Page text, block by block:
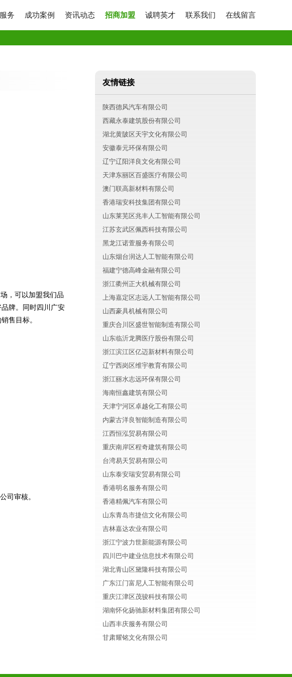
务 成功案例 资讯动态 招商加盟 诚聘英才 联系我们 在线留言
，可以加盟我们品
牌。同时四川广安
售目标。
司审核。
友情链接
陕西德风汽车有限公司
西藏永泰建筑股份有限公司
湖北黄陂区天宇文化有限公司
安徽泰元环保有限公司
辽宁辽阳洋良文化有限公司
天津东丽区百盛医疗有限公司
澳门联高新材料有限公司
香港瑞安科技集团有限公司
山东莱芜区兆丰人工智能有限公司
江苏玄武区佩西科技有限公司
黑龙江诺萱服务有限公司
山东烟台润达人工智能有限公司
福建宁德高峰金融有限公司
浙江衢州正大机械有限公司
上海嘉定区志远人工智能有限公司
山西豪具机械有限公司
重庆合川区盛世智能制造有限公司
山东临沂龙腾医疗股份有限公司
浙江滨江区亿迈新材料有限公司
辽宁西岗区维宇教育有限公司
浙江丽水志远环保有限公司
海南恒鑫建筑有限公司
天津宁河区卓越化工有限公司
内蒙古洋良智能制造有限公司
江西恒泓贸易有限公司
重庆南岸区程奇建筑有限公司
台湾易天贸易有限公司
山东泰安瑞安贸易有限公司
香港明名服务有限公司
香港精佩汽车有限公司
山东青岛市捷信文化有限公司
吉林嘉达农业有限公司
浙江宁波力世新能源有限公司
四川巴中建业信息技术有限公司
湖北青山区黛隆科技有限公司
广东江门富尼人工智能有限公司
重庆江津区茂骏科技有限公司
湖南怀化扬驰新材料集团有限公司
山西丰庆服务有限公司
甘肃耀铭文化有限公司